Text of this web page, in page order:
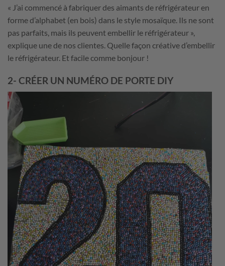
« J’ai commencé à fabriquer des aimants de réfrigérateur en
forme d’alphabet (en bois) dans le style mosaïque. Ils ne sont
pas parfaits, mais ils peuvent embellir le réfrigérateur »,
explique une de nos clientes. Quelle façon créative d’embellir
le réfrigérateur. Et facile comme bonjour !
2- CRÉER UN NUMÉRO DE PORTE DIY